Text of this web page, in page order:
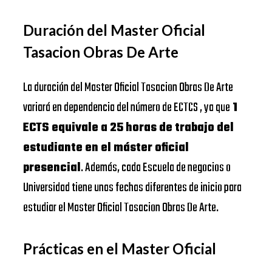
Duración del Master Oficial
Tasacion Obras De Arte
La duración del Master Oficial Tasacion Obras De Arte
variará en dependencia del número de ECTCS , ya que1
ECTS equivale a 25 horas de trabajo del
estudiante en el máster oficial
presencial. Además, cada Escuela de negocios o
Universidad tiene unas fechas diferentes de inicio para
estudiar el Master Oficial Tasacion Obras De Arte.
Prácticas en el Master Oficial